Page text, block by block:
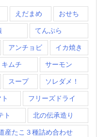
えだまめ おせち
てんぷら
アンチョビ イカ焼き
キムチ サーモン
スープ ソレダメ！
フリーズドライ
ト 北の伝承造り
産たこ３種詰め合わせ